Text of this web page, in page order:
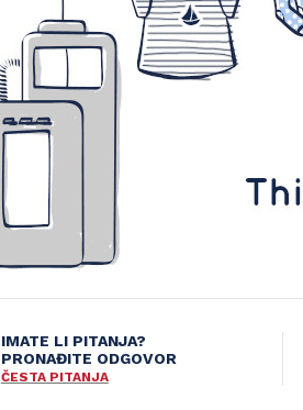
IMATE LI PITANJA?
PRONAĐITE ODGOVOR
ČESTA PITANJA